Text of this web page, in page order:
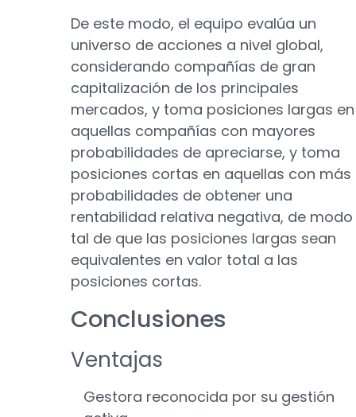
De este modo, el equipo evalúa un
universo de acciones a nivel global,
considerando compañías de gran
capitalización de los principales
mercados, y toma posiciones largas en
aquellas compañías con mayores
probabilidades de apreciarse, y toma
posiciones cortas en aquellas con más
probabilidades de obtener una
rentabilidad relativa negativa, de modo
tal de que las posiciones largas sean
equivalentes en valor total a las
posiciones cortas.
Conclusiones
Ventajas
Gestora reconocida por su gestión